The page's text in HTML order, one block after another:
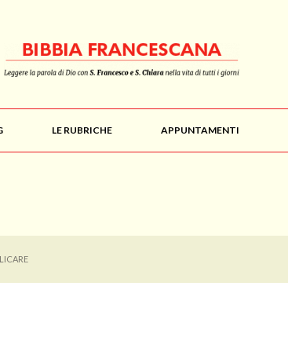
LE RUBRICHE APPUNTAMENTI